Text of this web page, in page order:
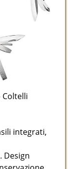
integrati,
Design